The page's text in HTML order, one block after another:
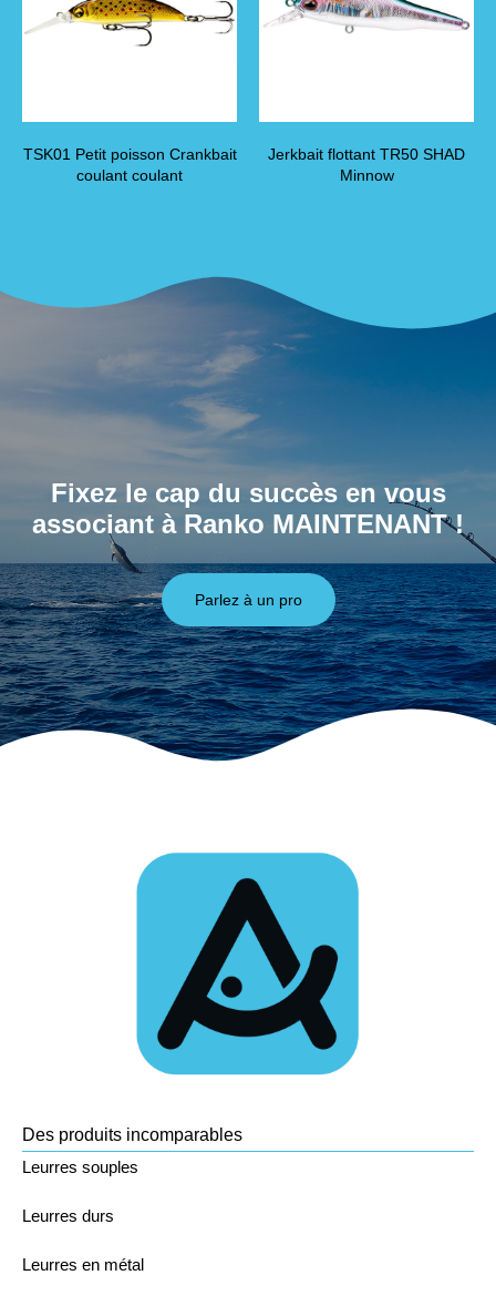
TSK01 Petit poisson Crankbait
coulant coulant
Jerkbait flottant TR50 SHAD
Minnow
Fixez le cap du succès en vous
associant à Ranko MAINTENANT !
Parlez à un pro
Des produits incomparables
Leurres souples
Leurres durs
Leurres en métal